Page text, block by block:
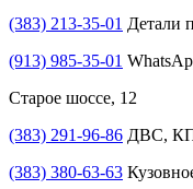
(383) 213-35-01 Детали
(913) 985-35-01
Старое шоссе, 12
(383) 291-96-86 ДВС,
(383) 380-63-63